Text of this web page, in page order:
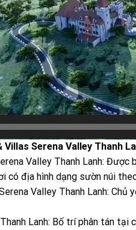
Villas Serena Valley Thanh
Valley Thanh Lanh: Được
có địa hình dạng sườn núi
Valley Thanh Lanh:
Lanh: Bố trí phân tán tại